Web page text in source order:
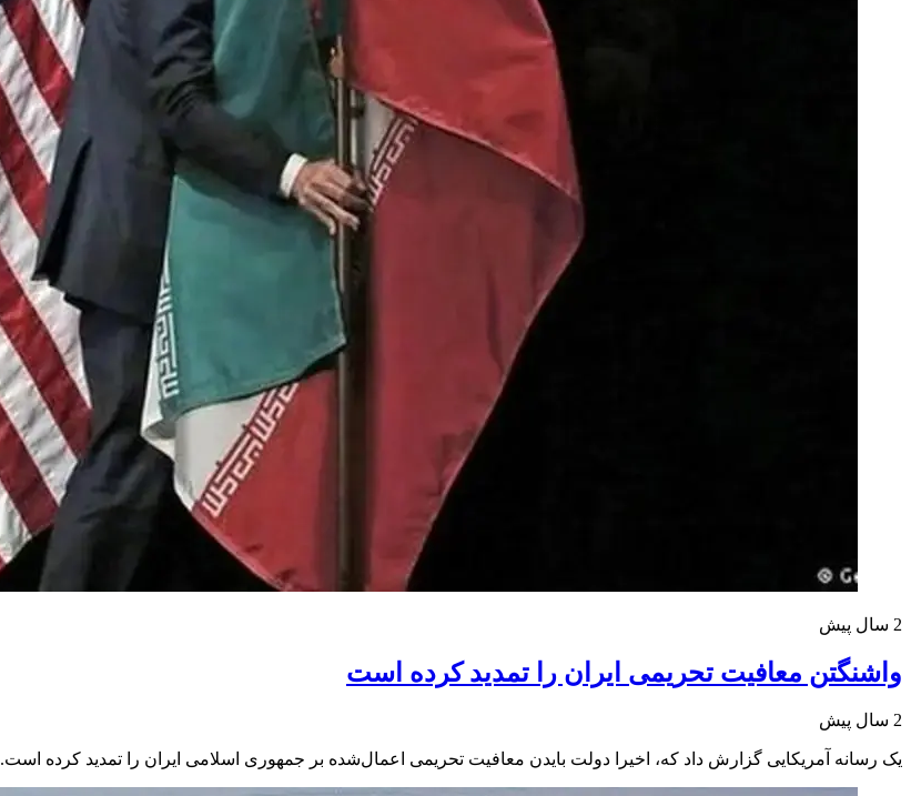
2 سال پیش
واشنگتن معافیت تحریمی ایران را تمدید کرده است
2 سال پیش
یک رسانه آمریکایی گزارش داد که، اخیرا دولت بایدن معافیت تحریمی اعمال‌شده بر جمهوری اسلامی ایران را تمدید کرده است.